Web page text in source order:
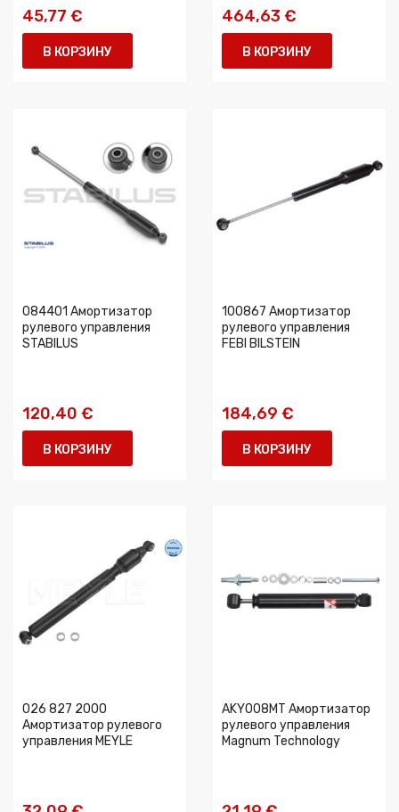
45,77 €
В КОРЗИНУ
464,63 €
В КОРЗИНУ
084401 Амортизатор
рулевого управления
STABILUS
120,40 €
В КОРЗИНУ
100867 Амортизатор
рулевого управления
FEBI BILSTEIN
184,69 €
В КОРЗИНУ
026 827 2000
Амортизатор рулевого
управления MEYLE
AKY008MT Амортизатор
рулевого управления
Magnum Technology